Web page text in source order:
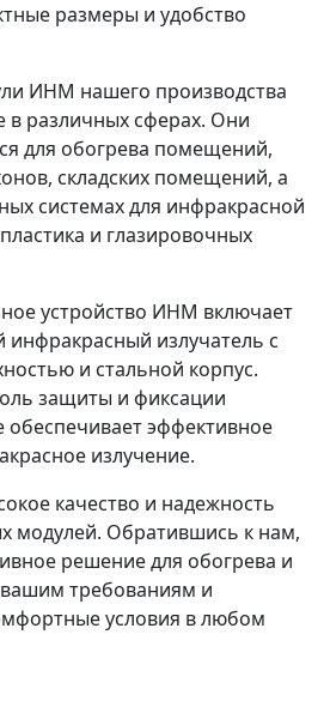
размеры и удобство
ИНМ нашего производства
в различных сферах. Они
для обогрева помещений,
складских помещений, а
системах для инфракрасной
и глазировочных
устройство ИНМ включает
инфракрасный излучатель с
и стальной корпус.
защиты и фиксации
обеспечивает эффективное
излучение.
качество и надежность
модулей. Обратившись к нам,
решение для обогрева и
требованиям и
условия в любом